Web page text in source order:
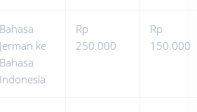
Bahasa
Jerman ke
Bahasa
Indonesia
Rp
250.000
Rp
150.000